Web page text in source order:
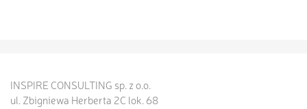
INSPIRE CONSULTING sp. z o.o.
ul. Zbigniewa Herberta 2C lok. 68